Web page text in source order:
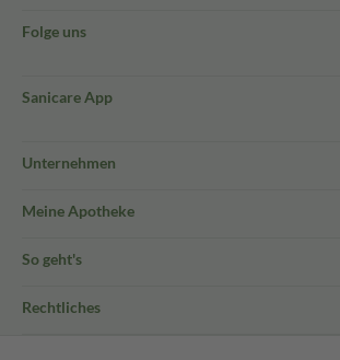
Folge uns
Sanicare App
Unternehmen
Meine Apotheke
So geht's
Rechtliches